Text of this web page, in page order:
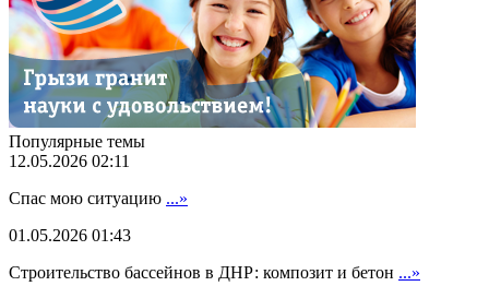
Популярные темы
12.05.2026 02:11
Спас мою ситуацию ...»
01.05.2026 01:43
Строительство бассейнов в ДНР: композит и бетон ...»